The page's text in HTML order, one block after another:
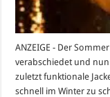
ANZEIGE - Der
verabschiedet und
zuletzt funktionale
schnell im Winter zu